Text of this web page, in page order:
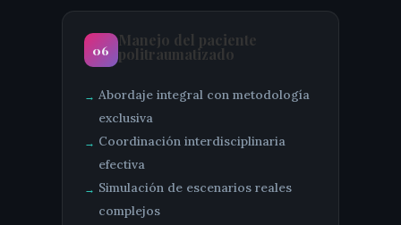
06
Manejo del paciente
politraumatizado
Abordaje integral con metodología
exclusiva
Coordinación interdisciplinaria
efectiva
Simulación de escenarios reales
complejos